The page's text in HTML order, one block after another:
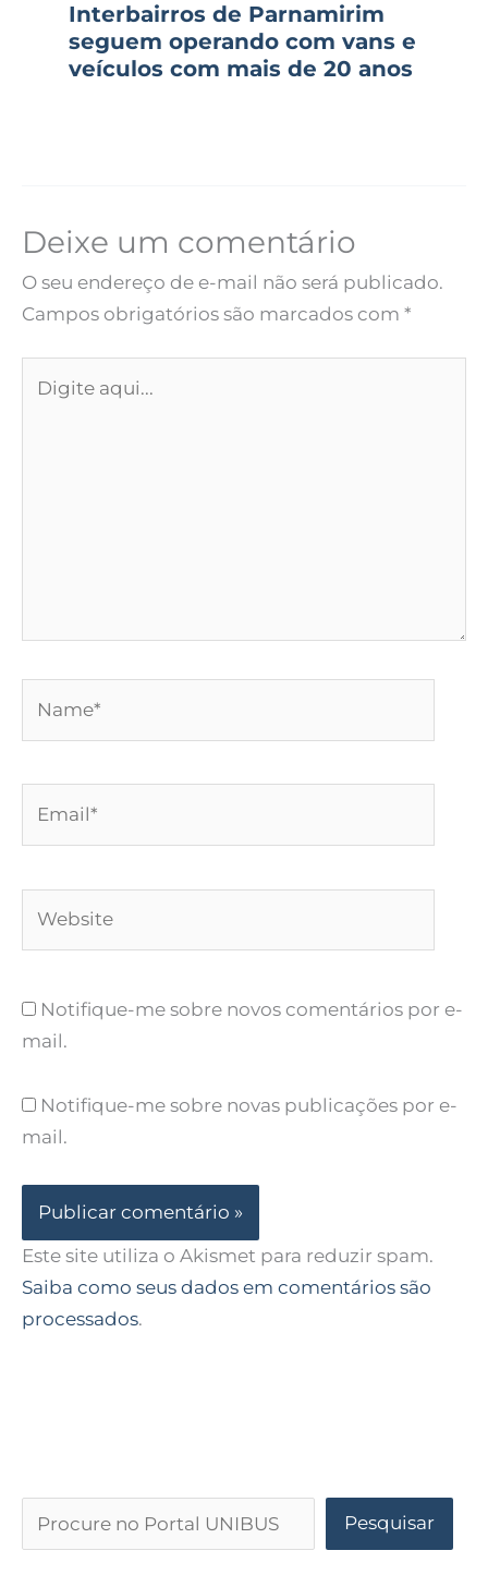
Interbairros de Parnamirim
seguem operando com vans e
veículos com mais de 20 anos
Deixe um comentário
O seu endereço de e-mail não será publicado.
Campos obrigatórios são marcados com *
aqui...
Notifique-me sobre novos comentários por e-
mail.
Notifique-me sobre novas publicações por e-
mail.
Este site utiliza o Akismet para reduzir spam.
Saiba como seus dados em comentários são
processados.
Pesquisar